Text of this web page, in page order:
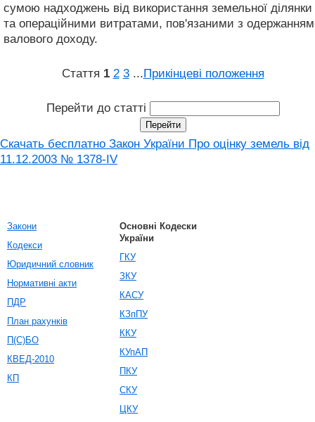
сумою надходжень від використання земельної ділянки
та операційними витратами, пов'язаними з одержанням
валового доходу.
Стаття 1 2 3 ...Прикінцеві положення
Перейти до статті
Скачать бесплатно Закон України Про оцінку земель від
11.12.2003 № 1378-IV
Закони
Кодекси
Юридичний словник
Нормативні акти
ПДР
План рахунків
П(С)БО
КВЕД-2010
КП
Основні Кодески
України
ГКУ
ЗКУ
КАСУ
КЗпПУ
ККУ
КУпАП
ПКУ
СКУ
ЦКУ